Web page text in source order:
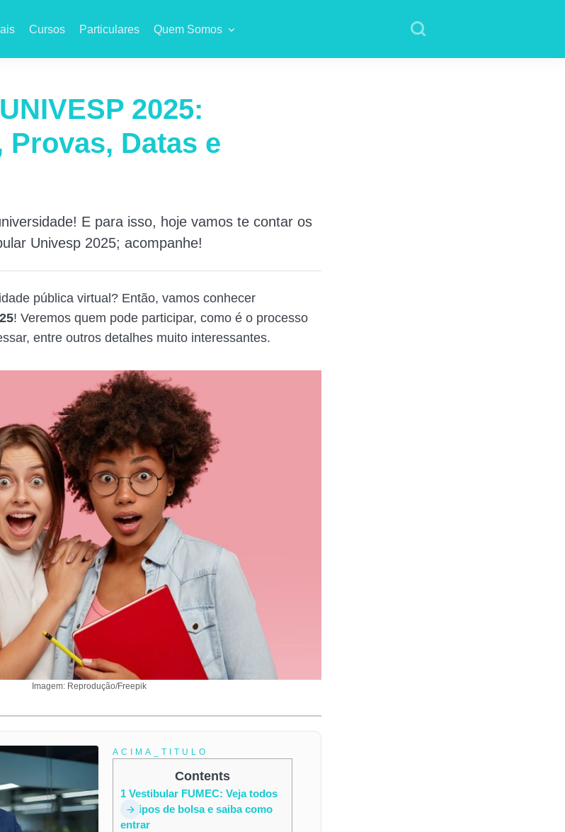
Cursos Particulares Quem Somos
2025:
Datas e
E para isso, hoje vamos te contar os
Univesp 2025; acompanhe!
pública virtual? Então, vamos conhecer
! Veremos quem pode participar, como é o processo
entre outros detalhes muito interessantes.
Imagem: Reprodução/Freepik
ACIMA_TITULO
Contents
1 Vestibular FUMEC: Veja todos
os tipos de bolsa e saiba como
entrar